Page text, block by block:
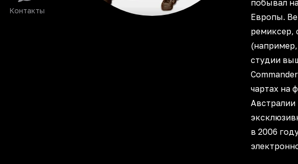
Контакты
побывал
Европы.
ремиксер,
студии
чартах на
Австралии
в 2006